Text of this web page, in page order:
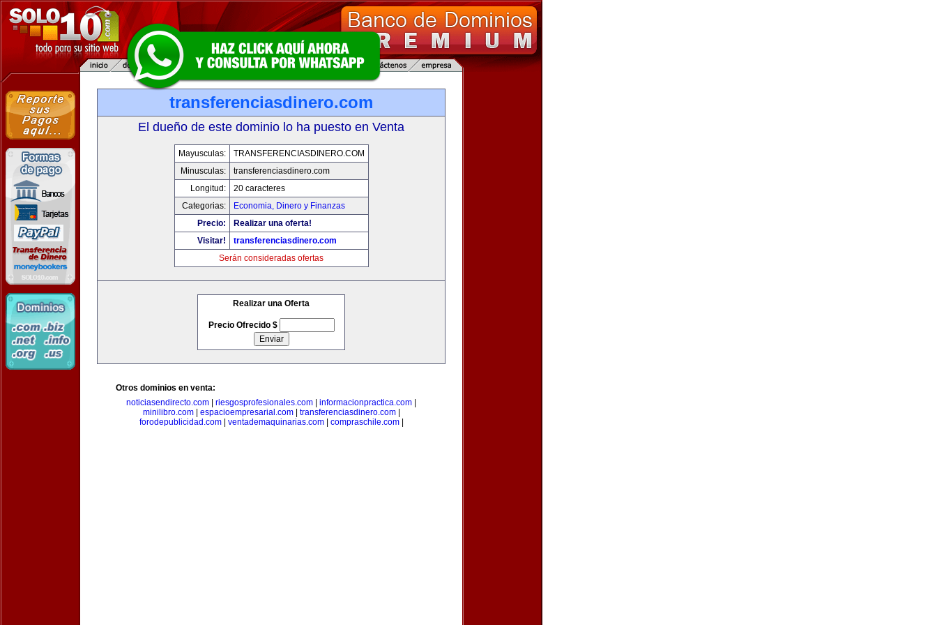
transferenciasdinero.com
El dueño de este dominio lo ha puesto en Venta
Mayusculas:
TRANSFERENCIASDINERO.COM
Minusculas:
transferenciasdinero.com
Longitud:
20 caracteres
Categorias:
Economia, Dinero y Finanzas
Precio:
Realizar una oferta!
Visitar!
transferenciasdinero.com
Serán consideradas ofertas
Realizar una Oferta
Precio Ofrecido $
Otros dominios en venta:
noticiasendirecto.com
riesgosprofesionales.com informacionpractica.com
minilibro.com| espacioempresarial.com| transferenciasdinero.com|
forodepublicidad.com| ventademaquinarias.com| compraschile.com|